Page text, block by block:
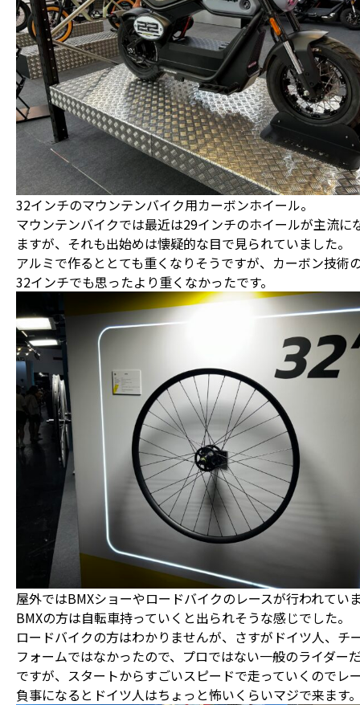
32インチのマウンテンバイク用カーボンホイール。
マウンテンバイクでは最近は29インチのホイールが主流に
ますが、それも出始めは懐疑的な目で見られていました。
アルミで作るととても重くなりそうですが、カーボン技術
32インチでも思ったより重くなかったです。
屋外ではBMXショーやロードバイクのレースが行われてい
BMXの方は自転車持っていくと出られそうな感じでした。
ロードバイクの方はわかりませんが、さすがドイツ人、チ
フォームではなかったので、プロではない一般のライダー
ですが、スタートからすごいスピードで走っていくのでレ
負事になるとドイツ人はちょっと怖いくらいマジで来ます